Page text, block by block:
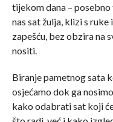
tijekom dana –
nas sat žulja, klizi s ruke
zapešću, bez obzira na
nositi.
Biranje pametnog sata
osjećamo dok ga
kako odabrati sat koji